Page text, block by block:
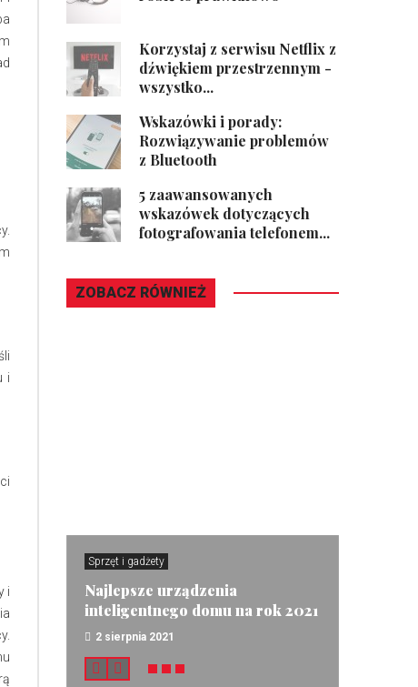
i
i
Korzystaj z serwisu Netflix z
dźwiękiem przestrzennym -
wszystko...
Wskazówki i porady:
Rozwiązywanie problemów
z Bluetooth
5 zaawansowanych
wskazówek dotyczących
fotografowania telefonem...
ZOBACZ RÓWNIEŻ
Sprzęt i gadżety
Najlepsze urządzenia
inteligentnego domu na rok 2021
2 sierpnia 2021